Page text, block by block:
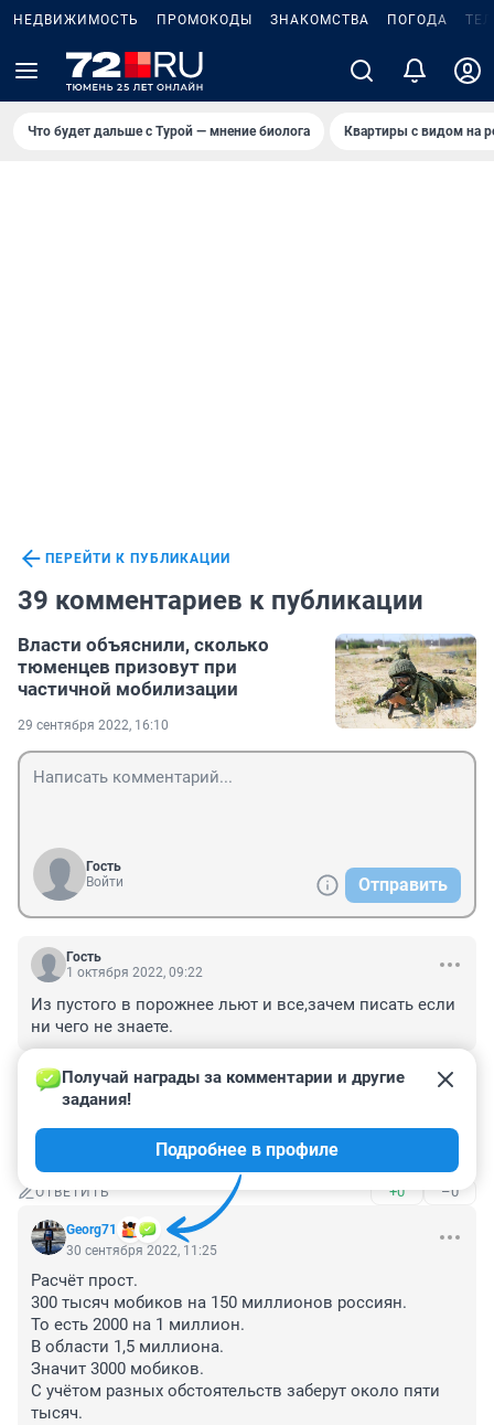
НЕДВИЖИМОСТЬ ПРОМОКОДЫ ЗНАКОМСТВА ПОГОДА
Что будет дальше с Турой — мнение биолога Квартиры с видом на
ПЕРЕЙТИ К ПУБЛИКАЦИИ
39 комментариев к публикации
Власти объяснили, сколько
тюменцев призовут при
частичной мобилизации
29 сентября 2022, 16:10
Гость
Войти
Отправить
Гость
1 октября 2022, 09:22
Из пустого в порожнее льют и все,зачем писать если
ни чего не знаете.
ОТВЕТИТЬ –0
Гость
"...мы расказали Вам про то чего не знаем сами... "
ОТВЕТИТЬ +0 –0
Georg71
Получай награды за комментарии и другие
задания!
Подробнее в профиле
30 сентября 2022, 11:25
Расчёт прост.
300 тысяч мобиков на 150 миллионов россиян.
То есть 2000 на 1 миллион.
В области 1,5 миллиона.
Значит 3000 мобиков.
С учётом разных обстоятельств заберут около пяти
тысяч.